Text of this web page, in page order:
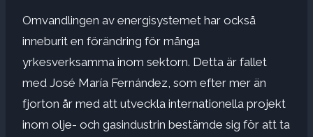
Omvandlingen av energisystemet har också
inneburit en förändring för många
yrkesverksamma inom sektorn. Detta är fallet
med José María Fernández, som efter mer än
fjorton år med att utveckla internationella projekt
inom olje- och gasindustrin bestämde sig för att ta